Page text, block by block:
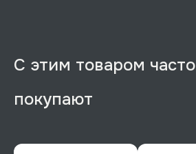
С этим товаром часто
покупают